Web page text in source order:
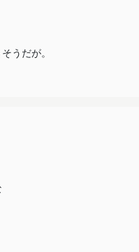
うだが。